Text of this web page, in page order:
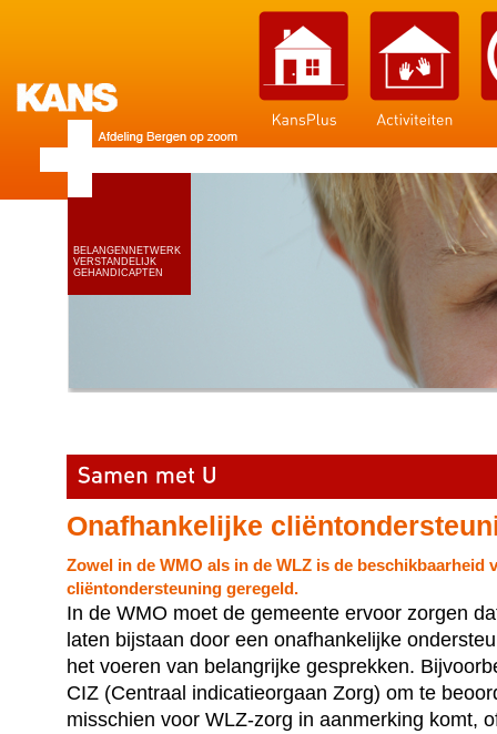
BELANGENNETWERK
VERSTANDELIJK
GEHANDICAPTEN
Onafhankelijke
Zowel in de WMO als in de WLZ is de beschikbaarheid
cliëntondersteuning geregeld.
In de WMO moet de gemeente ervoor zorgen
laten bijstaan door een onafhankelijke
het voeren van belangrijke gesprekken.
CIZ (Centraal indicatieorgaan Zorg) om te
misschien voor WLZ-zorg in aanmerking komt,